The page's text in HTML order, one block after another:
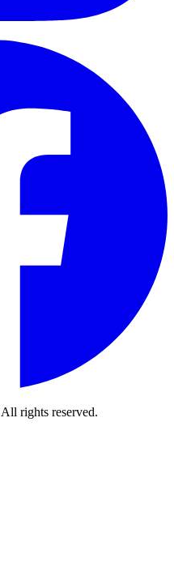
All rights reserved.